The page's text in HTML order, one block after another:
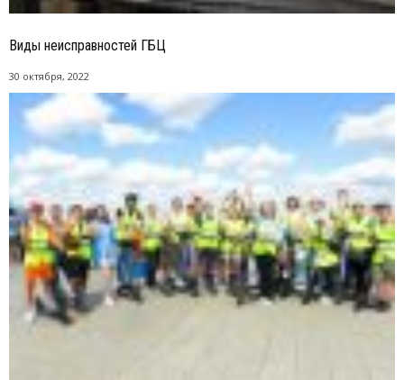
Виды неисправностей ГБЦ
30 октября, 2022